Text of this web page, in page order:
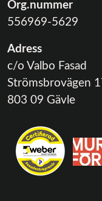
Org.nummer
556969-5629
Adress
c/o Valbo Fasad
Strömsbrovägen
803 09 Gävle